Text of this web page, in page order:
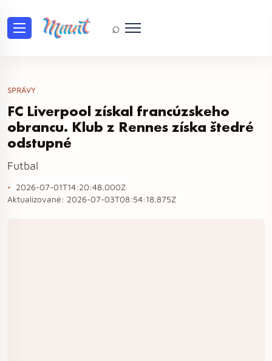
⌕
SPRÁVY
FC Liverpool získal francúzskeho
obrancu. Klub z Rennes získa štedré
odstupné
Futbal
2026-07-01T14:20:48.000Z
Aktualizované: 2026-07-03T08:54:18.875Z